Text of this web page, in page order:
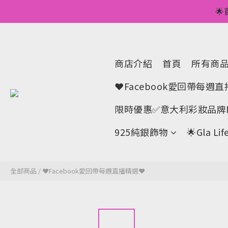
💥正價服裝滿🌟
💥正價服裝滿減
商店介紹 首頁
所有商
❤Facebook愛回帶每週
限時優惠✅意大利彩妝品
925純銀飾物
🌟Gla
全部商品 / ❤Facebook愛回帶每週直播精選❤